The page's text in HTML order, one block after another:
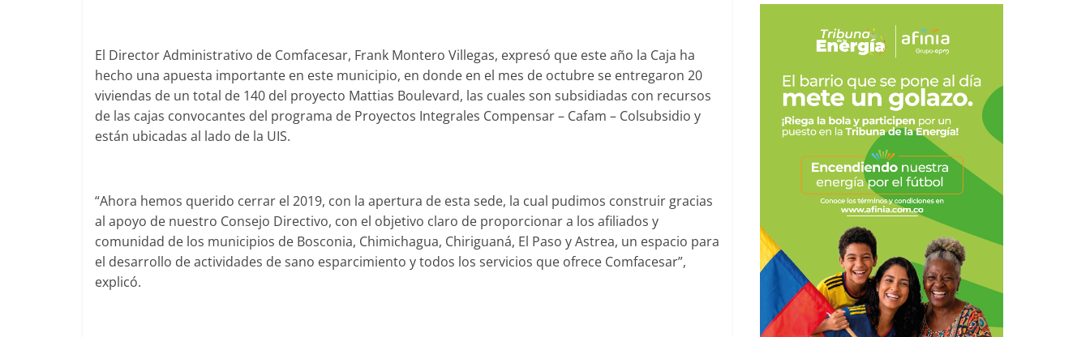
El Director Administrativo de Comfacesar, Frank Montero Villegas, expresó que este año la Caja ha
hecho una apuesta importante en este municipio, en donde en el mes de octubre se entregaron 20
viviendas de un total de 140 del proyecto Mattias Boulevard, las cuales son subsidiadas con recursos
de las cajas convocantes del programa de Proyectos Integrales Compensar – Cafam – Colsubsidio y
están ubicadas al lado de la UIS.
“Ahora hemos querido cerrar el 2019, con la apertura de esta sede, la cual pudimos construir gracias
al apoyo de nuestro Consejo Directivo, con el objetivo claro de proporcionar a los afiliados y
comunidad de los municipios de Bosconia, Chimichagua, Chiriguaná, El Paso y Astrea, un espacio para
el desarrollo de actividades de sano esparcimiento y todos los servicios que ofrece Comfacesar”,
explicó.